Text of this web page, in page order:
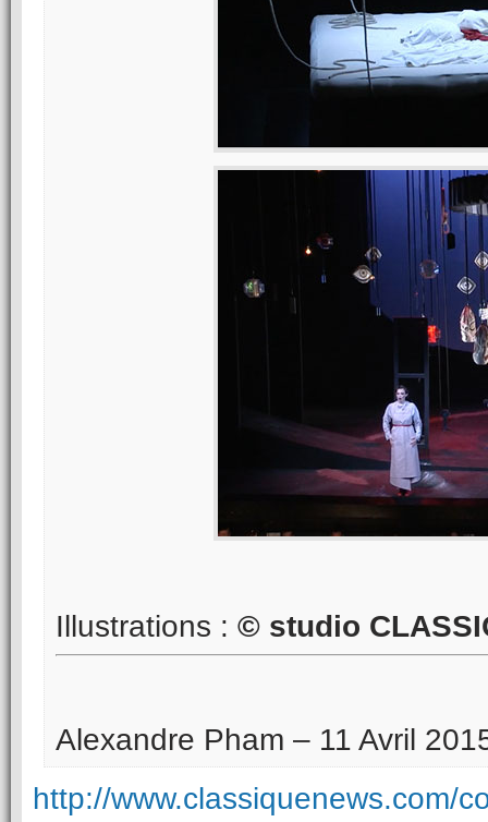
Illustrations : © studio
Alexandre Pham – 11 Avril
http://www.classiquenews.com/